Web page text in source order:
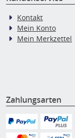
Kontakt
Mein Konto
Mein Merkzettel
Zahlungsarten